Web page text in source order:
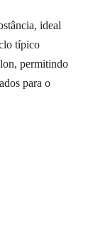
ideal
típico
permitindo
para o